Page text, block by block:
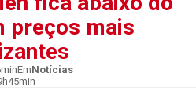
preços mais
EmNotícias